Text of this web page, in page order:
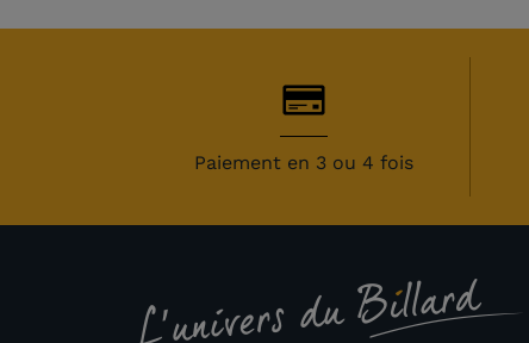
Paiement en 3 ou 4 fois